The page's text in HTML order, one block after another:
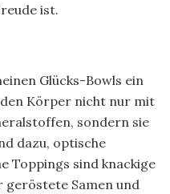
ist.
Glücks-Bowls ein
Körper nicht nur mit
sondern sie
dazu, optische
Toppings sind knackige
geröstete Samen und